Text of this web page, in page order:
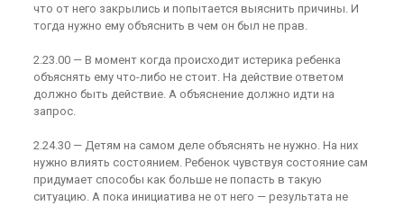
что от него закрылись и попытается выяснить причины. И
тогда нужно ему объяснить в чем он был не прав.
2.23.00 — В момент когда происходит истерика ребенка
объяснять ему что-либо не стоит. На действие ответом
должно быть действие. А объяснение должно идти на
запрос.
2.24.30 — Детям на самом деле объяснять не нужно. На них
нужно влиять состоянием. Ребенок чувствуя состояние сам
придумает способы как больше не попасть в такую
ситуацию. А пока инициатива не от него — результата не